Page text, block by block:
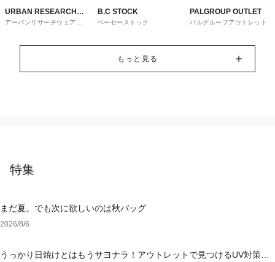
URBAN RESEARCH
ware house
アーバンリサーチウェアハ
B.C STOCK
ベーセーストック
PALGROUP OUTLET
パルグループアウトレット
もっと見る
特集
まだ夏。でも次に欲しいのは秋バッグ
2026/8/6
うっかり日焼けとはもうサヨナラ！アウトレットで見つけるUV対策ウ